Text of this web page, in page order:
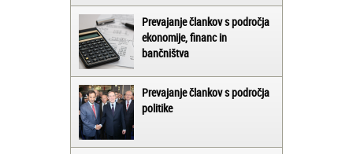
Prevajanje člankov s področja
ekonomije, financ in
bančništva
Prevajanje člankov s področja
politike